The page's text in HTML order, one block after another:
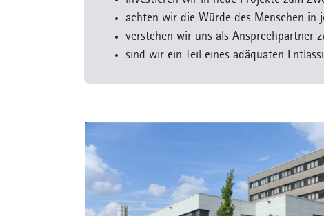
achten wir die Würde des Menschen in
verstehen wir uns als Ansprechpartner
sind wir ein Teil eines adäquaten